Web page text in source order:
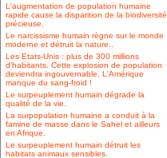
L'augmentation de population humaine
rapide cause la disparition de la biodiversité
précieuse.
Le narcissisme humain règne sur le monde
moderne et détruit la nature..
Les Etats-Unis : plus de 300 millions
d'habitants. Cette explosion de population
deviendra ingouvernable. L'Amérique
manque du sang-froid !
Le surpeuplement humain dégrade la
qualité de la vie.
La surpopulation humaine a conduit à la
famine de masse dans le Sahel et ailleurs
en Afrique.
Le surpeuplement humain détruit les
habitats animaux sensibles.